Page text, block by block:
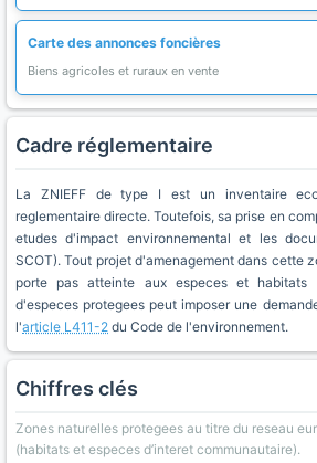
Carte des annonces foncières
Biens agricoles et ruraux en vente
Cadre réglementaire
La ZNIEFF de type I est un inventaire
reglementaire directe. Toutefois, sa prise en
etudes d'impact environnemental et les
SCOT). Tout projet d'amenagement dans cette
porte pas atteinte aux especes et habitats
d'especes protegees peut imposer une
l'article L411-2 du Code de l'environnement.
Chiffres clés
Zones naturelles protegees au titre du reseau
(habitats et especes d’interet communautaire).